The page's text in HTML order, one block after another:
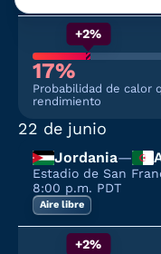
+2%
17%
Probabilidad de calor
rendimiento
22 de junio
Jordania—
Estadio de San
8:00 p.m. PDT
Aire libre
+2%